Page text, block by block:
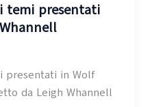
temi presentati
presentati in Wolf
da Leigh Whannell